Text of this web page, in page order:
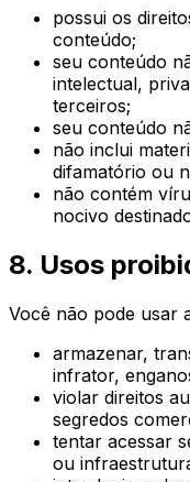
possui os
conteúdo;
seu conteúdo
intelectual,
terceiros;
seu conteúdo
não inclui
difamatório ou
não contém
nocivo
8. Usos
Você não pode usar
armazenar,
infrator,
violar direitos
segredos
tentar acessar
ou